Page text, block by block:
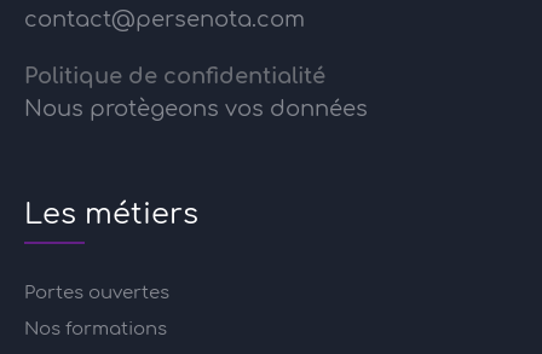
contact@persenota.com
Politique de confidentialité
Nous protègeons vos données
Les métiers
Portes ouvertes
Nos formations